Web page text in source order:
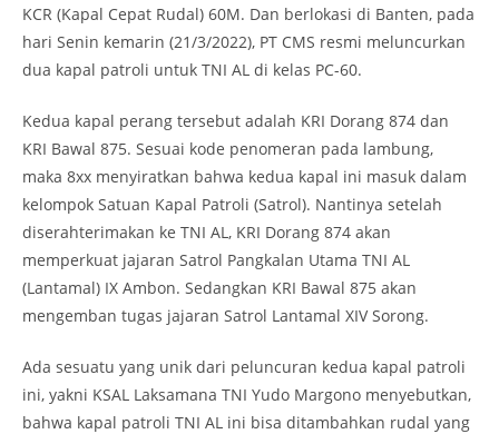
KCR (Kapal Cepat Rudal) 60M. Dan berlokasi di Banten, pada
hari Senin kemarin (21/3/2022), PT CMS resmi meluncurkan
dua kapal patroli untuk TNI AL di kelas PC-60.
Kedua kapal perang tersebut adalah KRI Dorang 874 dan
KRI Bawal 875. Sesuai kode penomeran pada lambung,
maka 8xx menyiratkan bahwa kedua kapal ini masuk dalam
kelompok Satuan Kapal Patroli (Satrol). Nantinya setelah
diserahterimakan ke TNI AL, KRI Dorang 874 akan
memperkuat jajaran Satrol Pangkalan Utama TNI AL
(Lantamal) IX Ambon. Sedangkan KRI Bawal 875 akan
mengemban tugas jajaran Satrol Lantamal XIV Sorong.
Ada sesuatu yang unik dari peluncuran kedua kapal patroli
ini, yakni KSAL Laksamana TNI Yudo Margono menyebutkan,
bahwa kapal patroli TNI AL ini bisa ditambahkan rudal yang